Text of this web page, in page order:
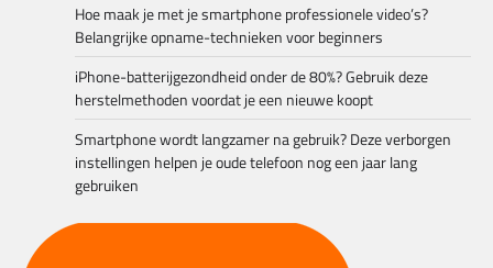
Hoe maak je met je smartphone professionele video’s?
Belangrijke opname-technieken voor beginners
iPhone-batterijgezondheid onder de 80%? Gebruik deze
herstelmethoden voordat je een nieuwe koopt
Smartphone wordt langzamer na gebruik? Deze verborgen
instellingen helpen je oude telefoon nog een jaar lang
gebruiken